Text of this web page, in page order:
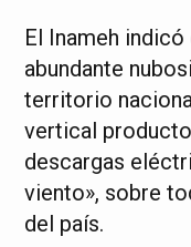
El Inameh
abundante
territorio
vertical
descargas
viento», sobre
del país.